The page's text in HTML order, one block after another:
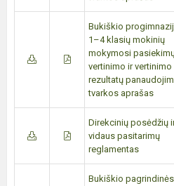
Bukiškio
1–4 klasių mokinių
mokymosi
vertinimo ir vertinimo
rezultatų
tvarkos aprašas
Direkcinių posėdžių
vidaus pasitarimų
reglamentas
Bukiškio pagrindinės